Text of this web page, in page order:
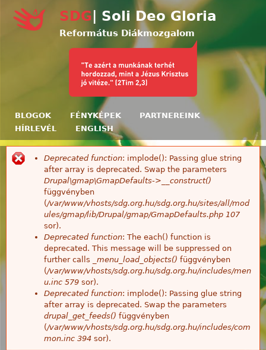
Ugrás a tartalomra
SDG | Soli Deo Gloria
Református Diákmozgalom
BLOGOK FÉNYKÉPEK
PARTNEREINK
HÍRLEVÉL
ENGLISH
Hibaüzenet
Deprecated function: implode(): Passing glue string
after array is deprecated. Swap the parameters
Drupal\gmap\GmapDefaults->__construct()
függvényben
(/var/www/vhosts/sdg.org.hu/sdg.org.hu/sites/all/mod
ules/gmap/lib/Drupal/gmap/GmapDefaults.php 107
sor).
Deprecated function: The each() function is
deprecated. This message will be suppressed on
further calls
_menu_load_objects() függvényben
(/var/www/vhosts/sdg.org.hu/sdg.org.hu/includes/men
u.inc 579 sor).
Deprecated function: implode(): Passing glue string
after array is deprecated. Swap the parameters
drupal_get_feeds() függvényben
(/var/www/vhosts/sdg.org.hu/sdg.org.hu/includes/com
mon.inc 394 sor).